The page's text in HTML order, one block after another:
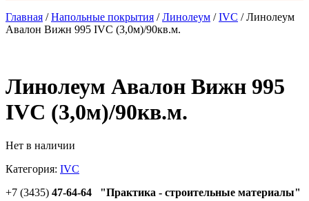
Главная /Напольные покрытия /Линолеум /IVC / Линолеум
Авалон Вижн 995 IVC (3,0м)/90кв.м.
Линолеум Авалон Вижн 995
IVC (3,0м)/90кв.м.
Нет в наличии
Категория: IVC
+7 (3435) 47-64-64 "Практика - строительные материалы"